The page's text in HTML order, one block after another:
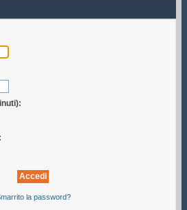
la password?